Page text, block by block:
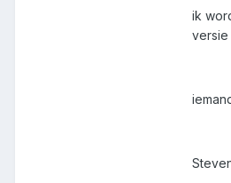
ik
versie